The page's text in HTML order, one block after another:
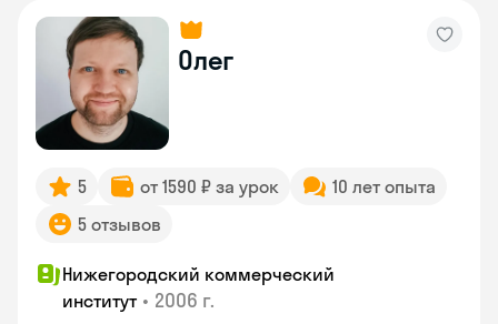
Олег
5 от 1590 ₽ за урок
10 лет опыта
5 отзывов
Нижегородский коммерческий
институт • 2006 г.